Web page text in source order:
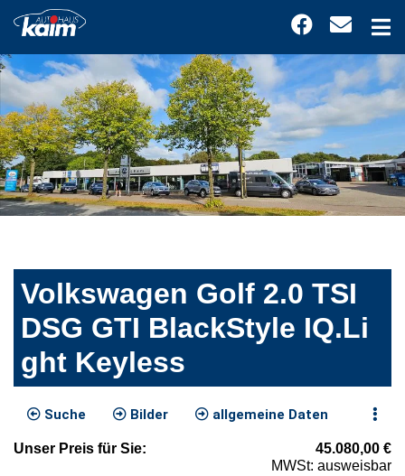
Volkswagen Golf 2.0 TSI
DSG GTI BlackStyle IQ.Li
ght Keyless
Suche Bilder allgemeine Daten
Unser Preis für Sie: 45.080,00 €
MWSt: ausweisbar